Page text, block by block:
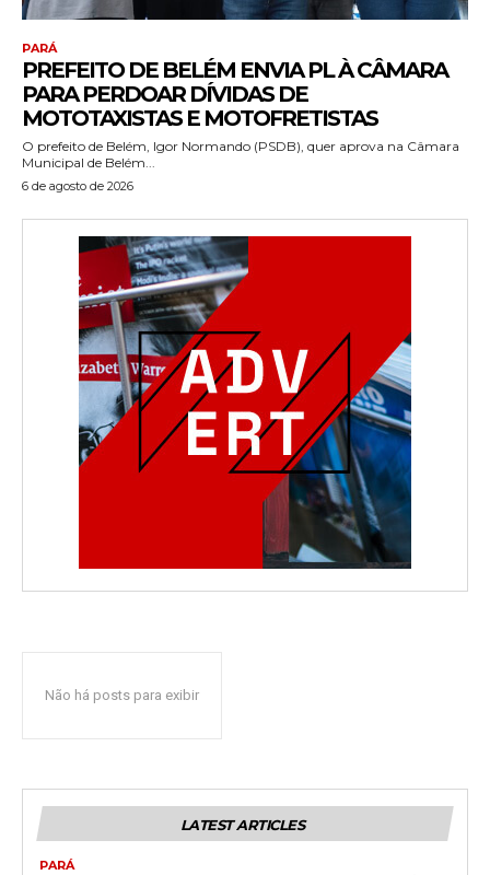
PARÁ
PREFEITO DE BELÉM ENVIA PL À CÂMARA
PARA PERDOAR DÍVIDAS DE
MOTOTAXISTAS E MOTOFRETISTAS
O prefeito de Belém, Igor Normando (PSDB), quer aprova na Câmara
Municipal de Belém...
6 de agosto de 2026
Não há posts para exibir
LATEST ARTICLES
PARÁ